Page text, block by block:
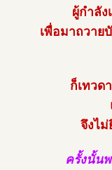
ผู้กำลัง
เพื่อมาถวาย
ก็เทวด
จึงไ
ครั้งนั้น